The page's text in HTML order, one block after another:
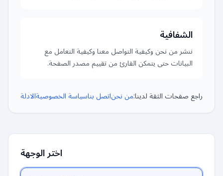
الشفافية
ننشر من نحن وكيفية التواصل معنا وكيفية التعامل مع
البيانات حتى يتمكن القارئ من تقييم مصدر الصفحة.
راجع صفحات الثقة لدينا:من نحناتصل بناسياسة الخصوصيةالادلة
اختر الوجهة